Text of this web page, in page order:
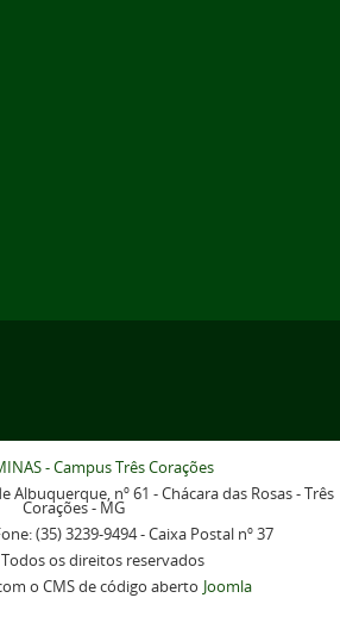
- Campus Três Corações
Albuquerque, nº 61 - Chácara das Rosas - Três
Corações - MG
(35) 3239-9494 - Caixa Postal nº 37
os direitos reservados
o CMS de código aberto Joomla